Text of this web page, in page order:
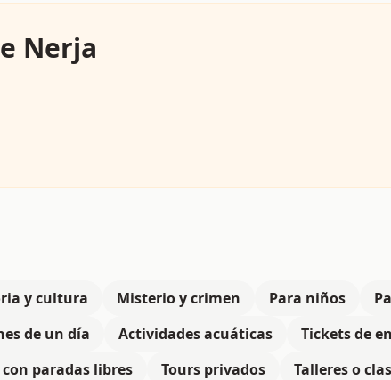
Nerja
y cultura Misterio y crimen Para niños
de un día Actividades acuáticas
Tickets de
con paradas libres Tours privados
Talleres o